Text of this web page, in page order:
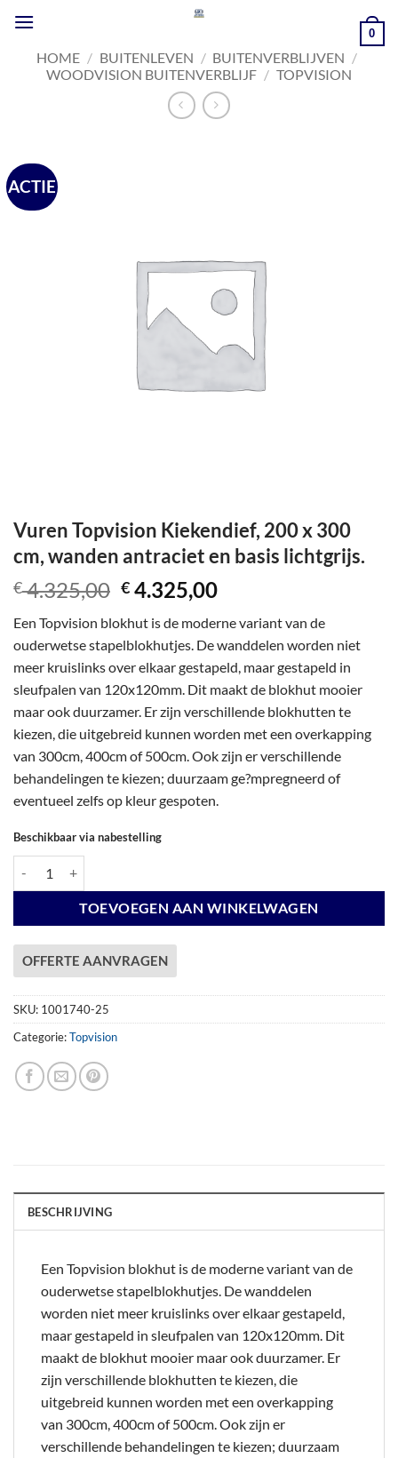
naar
inhoud
0
HOME / BUITENLEVEN / BUITENVERBLIJVEN /
WOODVISION BUITENVERBLIJF / TOPVISION
ACTIE
Vuren Topvision Kiekendief, 200 x 300
cm, wanden antraciet en basis lichtgrijs.
€4.325,00 Oorspronkelijke
was:
€ 4.325,00.
€ 4.325,00Huidige
is:
€ 4.325,00.
Een Topvision blokhut is de moderne variant van de
ouderwetse stapelblokhutjes. De wanddelen worden niet
meer kruislinks over elkaar gestapeld, maar gestapeld in
sleufpalen van 120x120mm. Dit maakt de blokhut mooier
maar ook duurzamer. Er zijn verschillende blokhutten te
kiezen, die uitgebreid kunnen worden met een overkapping
van 300cm, 400cm of 500cm. Ook zijn er verschillende
behandelingen te kiezen; duurzaam ge?mpregneerd of
eventueel zelfs op kleur gespoten.
Beschikbaar via nabestelling
TOEVOEGEN AAN WINKELWAGEN
OFFERTE AANVRAGEN
SKU: 1001740-25
Categorie:Topvision
BESCHRIJVING
Een Topvision blokhut is de moderne variant van de
ouderwetse stapelblokhutjes. De wanddelen
worden niet meer kruislinks over elkaar gestapeld,
maar gestapeld in sleufpalen van 120x120mm. Dit
maakt de blokhut mooier maar ook duurzamer. Er
zijn verschillende blokhutten te kiezen, die
uitgebreid kunnen worden met een overkapping
van 300cm, 400cm of 500cm. Ook zijn er
verschillende behandelingen te kiezen; duurzaam